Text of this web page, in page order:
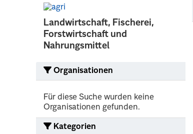
Landwirtschaft, Fischerei,
Forstwirtschaft und
Nahrungsmittel
Organisationen
Für diese Suche wurden keine
Organisationen gefunden.
Kategorien